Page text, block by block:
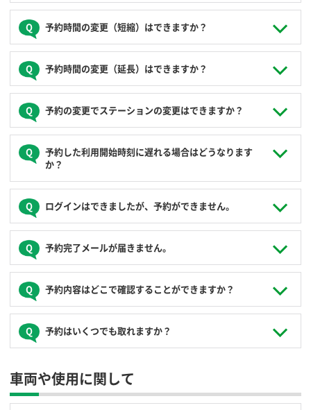
次の予約のご利用となります。２つの予約をまとめての料金
れない場合、無断延長としてペナルティー料金がかかります
のでご注意ください。
予約されたご利用開始１時間前までは無料で行えます。ただ
し、予約開始１時間前を過ぎてから予約開始時刻までのキャ
ンセルは、予定されている利用料金の50％が予約取消手数料
予約開始時刻を過ぎて以降のキャンセルはできません。
手続きは、ログイン後の会員ページで行ってください。
予約時間の変更（短縮）はできますか？
予約時間の短縮は、予約されたご利用開始時刻直前まで可能
です。ただし、予約開始１時間前を過ぎてからの時間短縮
は、時間短縮分がキャンセル扱いとなり、予定利用料金の
予約開始時刻以降は、予約の短縮はできません。
手続きは、ログイン後の会員ページで行ってください。
予約時間の変更（延長）はできますか？
予約された利用終了時刻までに延長手続きを行ってくださ
い。次の予約がない場合は延長を受け付けます。
ールセンター（0120-310-950）でも承ります。
無断延長された場合、延長分は通常料金の倍額が発生しま
す。延長手続きは余裕を見て、予約された利用終了時刻の
１時間くらい前までにお願いします。
予約終了時刻の前に申請いただいた場合でも、次の予約が
あり延長ができず、かつ予約終了時刻までにご帰着いただ
けない場合は、無断延長と同様の扱いとなります。余裕を
見て、早めの確認をお願いします。
予約の変更でステーションの変更はできますか？
変更できるのは予約時間のみとなります。ステーションを変
更する場合は現在の予約を取り消し、改めて予約の登録をお
願いします。
予約した利用開始時刻に遅れる場合はどうなります
か？
課金はご予約いただいた利用開始時刻からとなります。予約
されたご利用開始１時間前までは無料で予約の変更が可能で
すので、パソコン、スマートフォンからご自身で予約変更手
ださい。
ログインはできましたが、予約ができません。
登録した運転免許証の有効期限が切れていないか確認してく
ださい。有効期限が切れている場合は、ログイン後の会員ペ
ージ「お客様の登録情報」から、運転免許証の更新手続きを
ンター（0120-310-950）にお問い合わせください。
予約完了メールが届きません。
メール拒否設定がされていないか確認いただき、
info@joyca.car-share.jpのメールが受信できるよう設定をお
願いします。
予約内容はどこで確認することができますか？
JoyCaからの予約完了メールを確認いただくか、ログイン後
の会員ページでも確認ができます。
予約はいくつでも取れますか？
取ることができます。
ご利用予定がなく、単にクルマを押さえるだけの空予約は他
の会員様の迷惑になる為ご遠慮ください。
車両や使用に関して